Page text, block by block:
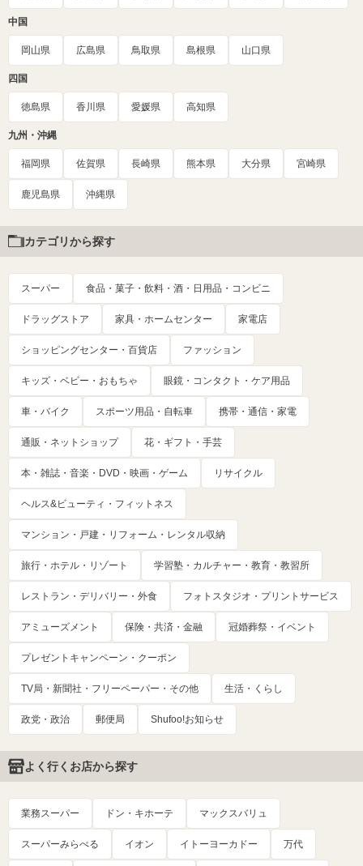
中国
岡山県 広島県 鳥取県 島根県 山口県
四国
徳島県 香川県 愛媛県 高知県
九州・沖縄
福岡県 佐賀県 長崎県 熊本県 大分県 宮崎県
鹿児島県 沖縄県
カテゴリから探す
スーパー 食品・菓子・飲料・酒・日用品・コンビニ
ドラッグストア 家具・ホームセンター 家電店
ショッピングセンター・百貨店 ファッション
キッズ・ベビー・おもちゃ 眼鏡・コンタクト・ケア用品
車・バイク スポーツ用品・自転車 携帯・通信・家電
通販・ネットショップ 花・ギフト・手芸
本・雑誌・音楽・DVD・映画・ゲーム リサイクル
ヘルス&ビューティ・フィットネス
マンション・戸建・リフォーム・レンタル収納
旅行・ホテル・リゾート 学習塾・カルチャー・教育・教習所
レストラン・デリバリー・外食 フォトスタジオ・プリントサービス
アミューズメント 保険・共済・金融 冠婚葬祭・イベント
プレゼントキャンペーン・クーポン
TV局・新聞社・フリーペーパー・その他 生活・くらし
政党・政治 郵便局 Shufoo!お知らせ
よく行くお店から探す
業務スーパー ドン・キホーテ マックスバリュ
スーパーみらべる イオン イトーヨーカドー 万代